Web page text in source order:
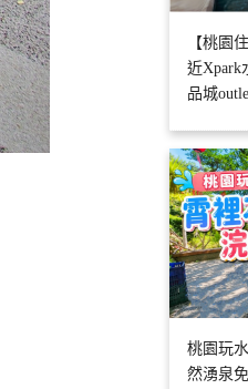
【桃園
近Xpark
品城
桃園玩
然湧泉